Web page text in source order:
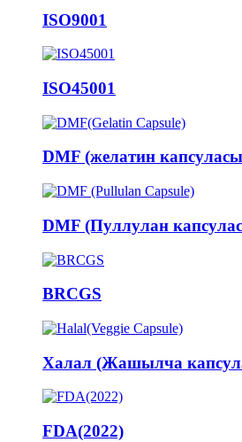
ISO9001
ISO45001
DMF (желатин
DMF (Пуллулан
BRCGS
Халал (Жашылча
FDA(2022)